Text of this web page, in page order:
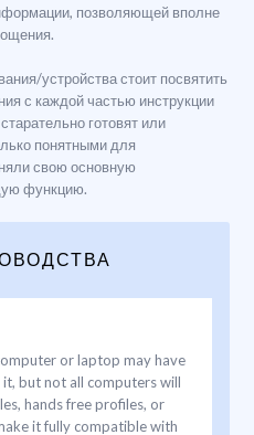
позволяющей вполне
устройства стоит посвятить
с каждой частью инструкции
готовят или
понятными для
свою основную
функцию.
or laptop may have
but not all computers will
hands free profiles, or
it fully compatible with